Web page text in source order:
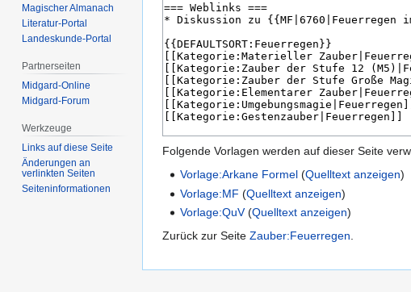
Folgende Vorlagen werden auf dieser Seite
Vorlage:Arkane Formel (Quelltext anzeigen)
Vorlage:MF (Quelltext anzeigen)
Vorlage:QuV(Quelltext anzeigen)
Zurück zur Seite Zauber:Feuerregen
Magischer Almanach
Literatur-Portal
Landeskunde-Portal
Partnerseiten
Midgard-Online
Midgard-Forum
Werkzeuge
Links auf diese Seite
Änderungen an
verlinkten Seiten
Seiten­­informationen